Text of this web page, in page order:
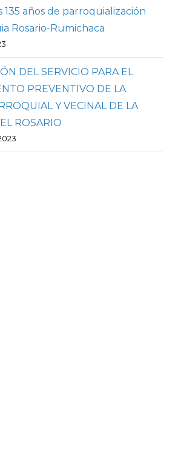
135 años de parroquialización
Rosario-Rumichaca
DEL SERVICIO PARA EL
PREVENTIVO DE LA
Y VECINAL DE LA
ROSARIO